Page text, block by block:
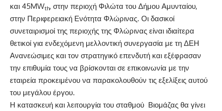
και 45MWth, στην περιοχή Φιλώτα του Δήμου Αμυνταίου,
στην Περιφερειακή Ενότητα Φλώρινας. Οι δασικοί
συνεταιρισμοί της περιοχής της Φλώρινας είναι ιδιαίτερα
θετικοί για ενδεχόμενη μελλοντική συνεργασία με τη ΔΕΗ
Ανανεώσιμες και τον στρατηγικό επενδυτή και εξέφρασαν
την επιθυμία τους να βρίσκονται σε επικοινωνία με την
εταιρεία προκειμένου να παρακολουθούν τις εξελίξεις αυτού
του μεγάλου έργου.
Η κατασκευή και λειτουργία του σταθμού Βιομάζας θα γίνει